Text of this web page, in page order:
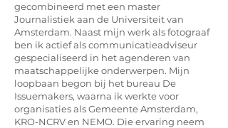
gecombineerd met een master
Journalistiek aan de Universiteit van
Amsterdam. Naast mijn werk als fotograaf
ben ik actief als communicatieadviseur
gespecialiseerd in het agenderen van
maatschappelijke onderwerpen. Mijn
loopbaan begon bij het bureau De
Issuemakers, waarna ik werkte voor
organisaties als Gemeente Amsterdam,
KRO-NCRV en NEMO. Die ervaring neem